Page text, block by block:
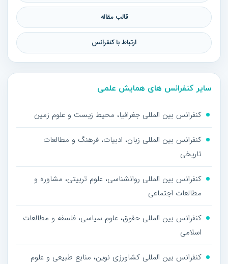
قالب مقاله
ارتباط با کنفرانس
سایر کنفرانس های همایش علمی
کنفرانس بین المللی جغرافیا، محیط زیست و علوم زمین
کنفرانس بین المللی زبان، ادبیات، فرهنگ و مطالعات
تاریخی
کنفرانس بین المللی روانشناسی، علوم تربیتی، مشاوره و
مطالعات اجتماعی
کنفرانس بین المللی حقوق، علوم سیاسی، فلسفه و مطالعات
اسلامی
کنفرانس بین المللی کشاورزی نوین، منابع طبیعی و علوم